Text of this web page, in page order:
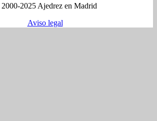
2025 Ajedrez en Madrid
Aviso legal